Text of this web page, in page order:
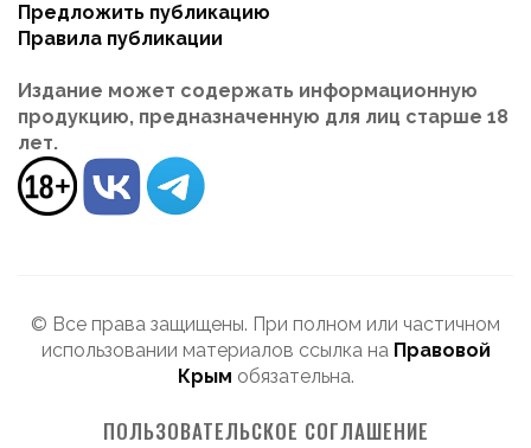
Предложить публикацию
Правила публикации
Издание может содержать информационную
продукцию, предназначенную для лиц старше 18
лет.
© Все права защищены. При полном или частичном
использовании материалов ссылка на Правовой
Крым обязательна.
ПОЛЬЗОВАТЕЛЬСКОЕ СОГЛАШЕНИЕ